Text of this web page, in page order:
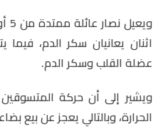
اثنان يعانيان سكر الدم،
عضلة القلب وسكر الدم.
ويشير إلى أن حركة
الحرارة، وبالتالي يعجز عن بيع